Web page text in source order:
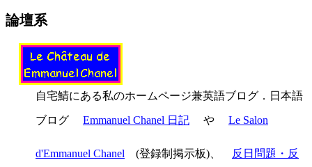
論壇系
自宅鯖にある私のホームページ兼英語ブログ．日本語
ブログ Emmanuel Chanel 日記 や Le Salon
d'Emmanuel Chanel (登録制掲示板)、 反日問題・反